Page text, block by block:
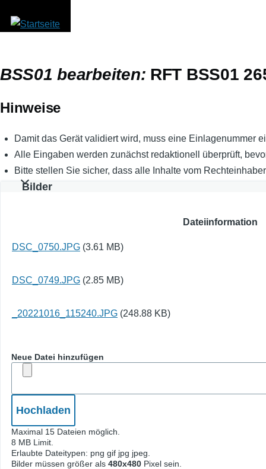
BSS01 bearbeiten: RFT BSS01
Hinweise
Damit das Gerät validiert wird, muss eine Einlagenummer
Alle Eingaben werden zunächst redaktionell überprüft,
Bitte stellen Sie sicher, dass alle Inhalte vom
Bilder
Dateiinformation
DSC_0750.JPG (3.61 MB)
DSC_0749.JPG (2.85 MB)
_20221016_115240.JPG (248.88 KB)
Neue Datei hinzufügen
Maximal 15 Dateien möglich.
8 MB Limit.
Erlaubte Dateitypen: png gif jpg jpeg.
Bilder müssen größer als 480x480 Pixel sein.